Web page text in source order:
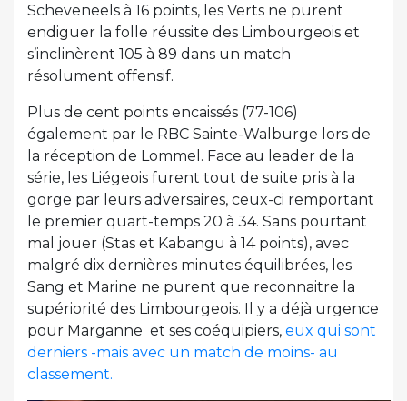
Scheveneels à 16 points, les Verts ne purent
endiguer la folle réussite des Limbourgeois et
s’inclinèrent 105 à 89 dans un match
résolument offensif.
Plus de cent points encaissés (77-106)
également par le RBC Sainte-Walburge lors de
la réception de Lommel. Face au leader de la
série, les Liégeois furent tout de suite pris à la
gorge par leurs adversaires, ceux-ci remportant
le premier quart-temps 20 à 34. Sans pourtant
mal jouer (Stas et Kabangu à 14 points), avec
malgré dix dernières minutes équilibrées, les
Sang et Marine ne purent que reconnaitre la
supériorité des Limbourgeois. Il y a déjà urgence
pour Marganne et ses coéquipiers, eux qui sont
derniers -mais avec un match de moins- au
classement.